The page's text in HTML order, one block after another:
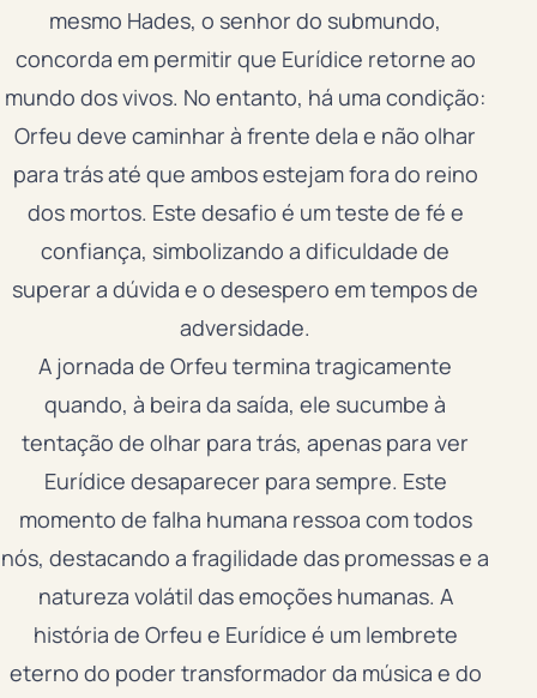
mesmo Hades, o senhor do submundo,
concorda em permitir que Eurídice retorne ao
mundo dos vivos. No entanto, há uma condição:
Orfeu deve caminhar à frente dela e não olhar
para trás até que ambos estejam fora do reino
dos mortos. Este desafio é um teste de fé e
confiança, simbolizando a dificuldade de
superar a dúvida e o desespero em tempos de
adversidade.
A jornada de Orfeu termina tragicamente
quando, à beira da saída, ele sucumbe à
tentação de olhar para trás, apenas para ver
Eurídice desaparecer para sempre. Este
momento de falha humana ressoa com todos
nós, destacando a fragilidade das promessas e a
natureza volátil das emoções humanas. A
história de Orfeu e Eurídice é um lembrete
eterno do poder transformador da música e do